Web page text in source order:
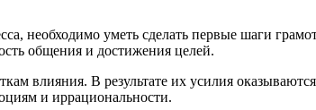
необходимо уметь сделать первые шаги
общения и достижения целей.
влияния. В результате их усилия
и иррациональности.